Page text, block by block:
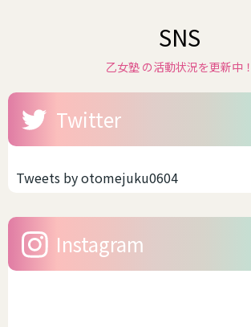
SNS
乙女塾 の活動状況を更新中！
Twitter
Tweets by otomejuku0604
Instagram